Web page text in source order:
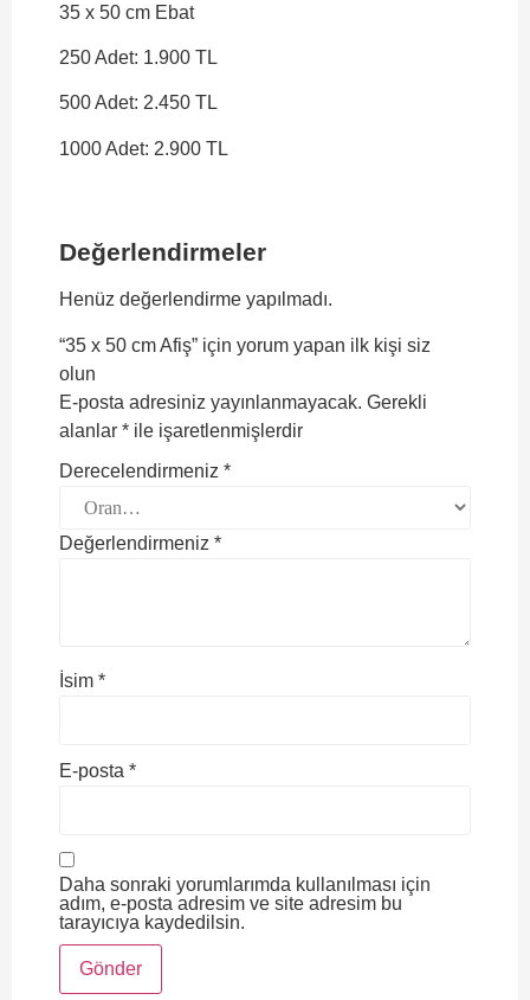
35 x 50 cm Ebat
250 Adet: 1.900 TL
500 Adet: 2.450 TL
1000 Adet: 2.900 TL
Değerlendirmeler
Henüz değerlendirme yapılmadı.
“35 x 50 cm Afiş” için yorum yapan ilk kişi siz
olun
E-posta adresiniz yayınlanmayacak. Gerekli
alanlar * ile işaretlenmişlerdir
Derecelendirmeniz *
Değerlendirmeniz *
İsim *
E-posta *
Daha sonraki yorumlarımda kullanılması için
adım, e-posta adresim ve site adresim bu
tarayıcıya kaydedilsin.